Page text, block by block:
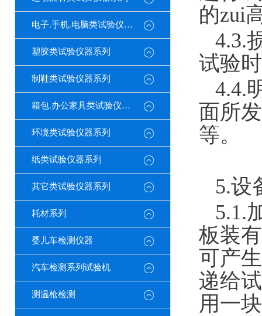
电子.手机.电脑类试验仪器系列
塑胶类试验仪器系列
制鞋类试验仪器系列
箱包.办公家具类试验仪器系列
环境类试验仪器系列
纸类试验仪器系列
其它类试验仪器系列
耗材系列
婴儿车检测仪器
汽车检测系列试验机
测温枪检测
的zui
4.3.
试验
4.4.
面所
等。
5.设
5.1.
板装
可产
递给
用一